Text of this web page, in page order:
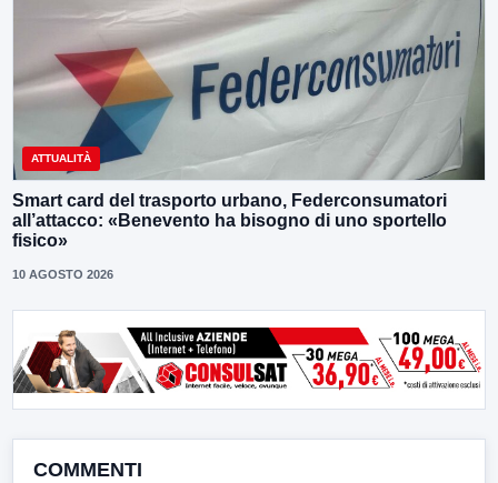
ATTUALITÀ
Smart card del trasporto urbano, Federconsumatori
all’attacco: «Benevento ha bisogno di uno sportello
fisico»
10 AGOSTO 2026
COMMENTI